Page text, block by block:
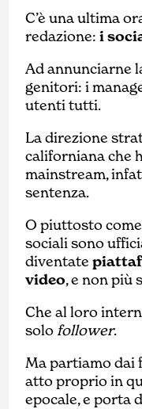
C’è una ultima
redazione:i
Ad annunciarne
genitori: i
utenti tutti.
La direzione
californiana che
mainstream,
sentenza.
O piuttosto
sociali sono
diventate
video, e non più
Che al loro
solo follower.
Ma partiamo dai
atto proprio in
epocale, e porta